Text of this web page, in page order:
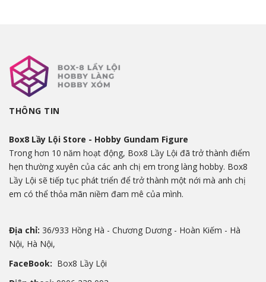
THÔNG TIN
Box8 Lầy Lội Store - Hobby Gundam Figure
Trong hơn 10 năm hoạt động, Box8 Lầy Lội đã trở thành điểm
hẹn thường xuyên của các anh chị em trong làng hobby. Box8
Lầy Lội sẽ tiếp tục phát triển để trở thành một nới mà anh chị
em có thể thỏa mãn niềm đam mê của mình.
Địa chỉ: 36/933 Hồng Hà - Chương Dương - Hoàn Kiếm - Hà
Nội, Hà Nội,
FaceBook: Box8 Lầy Lội